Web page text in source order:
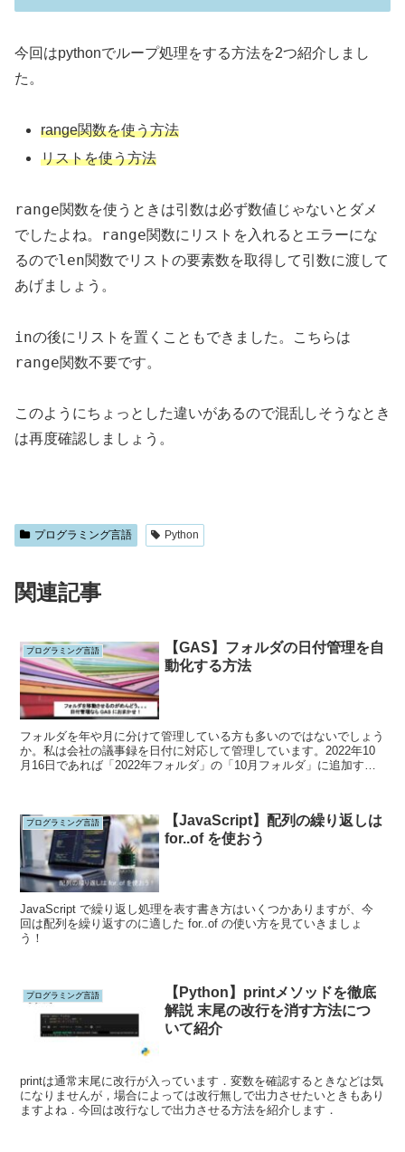
今回はpythonでループ処理をする方法を2つ紹介しまし
た。
range関数を使う方法
リストを使う方法
range関数を使うときは引数は必ず数値じゃないとダメ
でしたよね。
range関数にリストを入れるとエラーにな
るのでlen関数でリストの要素数を取得して引数に渡して
あげましょう。
inの後にリストを置くこともできました。こちらは
range関数不要です。
このようにちょっとした違いがあるので混乱しそうなとき
は再度確認しましょう。
プログラミング言語 Python
関連記事
プログラミング言語
【GAS】フォルダの日付管理を自
動化する方法
フォルダを年や月に分けて管理している方も多いのではないでしょう
か。私は会社の議事録を日付に対応して管理しています。2022年10
月16日であれば「2022年フォルダ」の「10月フォルダ」に追加する
プログラミング言語
【JavaScript】配列の繰り返しは
for..of を使おう
JavaScript で繰り返し処理を表す書き方はいくつかありますが、今
回は配列を繰り返すのに適した for..of の使い方を見ていきましょ
う！
プログラミング言語
【Python】printメソッドを徹底
解説 末尾の改行を消す方法につ
いて紹介
printは通常末尾に改行が入っています．変数を確認するときなどは気
になりませんが，場合によっては改行無しで出力させたいときもあり
ますよね．今回は改行なしで出力させる方法を紹介します．